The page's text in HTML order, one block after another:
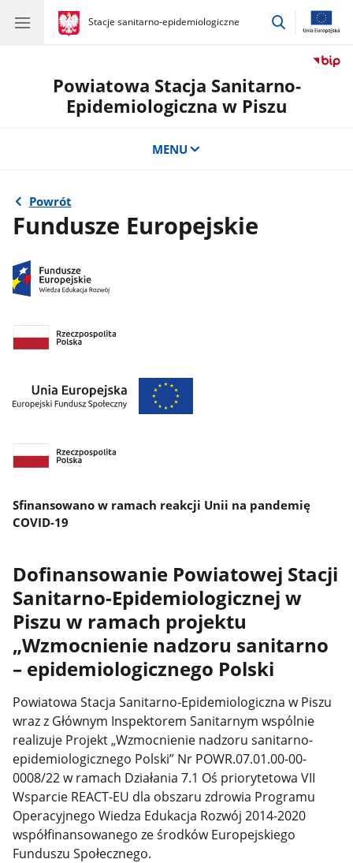
gov.pl
Stacje sanitarno-epidemiologiczne
gov.pl
Stacje
przejdź
Powiatowa Stacja Sanitarno-
Epidemiologiczna w Piszu
MENU
Powrót
Fundusze Europejskie
Sfinansowano w ramach reakcji Unii na pandemię
COVID-19
Dofinansowanie Powiatowej Stacji
Sanitarno-Epidemiologicznej w
Piszu w ramach projektu
„Wzmocnienie nadzoru sanitarno
– epidemiologicznego Polski
Powiatowa Stacja Sanitarno-Epidemiologiczna w Piszu
wraz z Głównym Inspektorem Sanitarnym wspólnie
realizuje Projekt „Wzmocnienie nadzoru sanitarno-
epidemiologicznego Polski” Nr POWR.07.01.00-00-
0008/22 w ramach Działania 7.1 Oś priorytetowa VII
Wsparcie REACT-EU dla obszaru zdrowia Programu
Operacyjnego Wiedza Edukacja Rozwój 2014-2020
współfinansowanego ze środków Europejskiego
Funduszu Społecznego.